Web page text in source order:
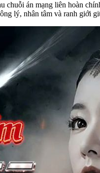
án mạng liên hoàn
lý, nhân tâm và ranh giới